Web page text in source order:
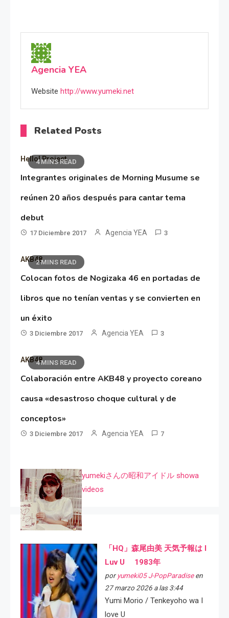
Agencia YEA
Website http://www.yumeki.net
Related Posts
4 MINS READ
Hello! Project
Integrantes originales de Morning Musume se
reúnen 20 años después para cantar tema
debut
17 Diciembre 2017 Agencia YEA 3
2 MINS READ
AKB48
Colocan fotos de Nogizaka 46 en portadas de
libros que no tenían ventas y se convierten en
un éxito
3 Diciembre 2017 Agencia YEA 3
4 MINS READ
AKB48
Colaboración entre AKB48 y proyecto coreano
causa «desastroso choque cultural y de
conceptos»
3 Diciembre 2017 Agencia YEA 7
yumekiさんの昭和アイドル showa
videos
「HQ」森尾由美 天気予報は I
Luv U 1983年
por yumeki05 J-PopParadiseen
27 marzo 2026 a las 3:44
Yumi Morio / Tenkeyoho wa I
love U